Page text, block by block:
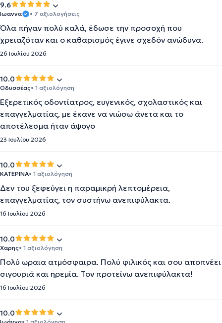
9.6
Ιωαννα • 7 αξιολογήσεις
Όλα πήγαν πολύ καλά, έδωσε την προσοχή που
χρειαζόταν και ο καθαρισμός έγινε σχεδόν ανώδυνα.
26 Ιουλίου 2026
10.0
Οδυσσέας• 1 αξιολόγηση
Εξερετικός οδοντίατρος, ευγενικός, σχολαστικός και
επαγγελματίας, με έκανε να νιώσω άνετα και το
αποτέλεσμα ήταν άψογο
23 Ιουλίου 2026
10.0
ΚΑΤΕΡΙΝΑ• 1 αξιολόγηση
Δεν του ξεφεύγει η παραμικρή λεπτομέρεια,
επαγγελματίας, τον συστήνω ανεπιφύλακτα.
16 Ιουλίου 2026
10.0
Χαρης• 1 αξιολόγηση
Πολύ ωραια ατμόσφαιρα. Πολύ φιλικός και σου αποπνέει
σιγουριά και ηρεμία. Τον προτείνω ανεπιφύλακτα!
16 Ιουλίου 2026
10.0